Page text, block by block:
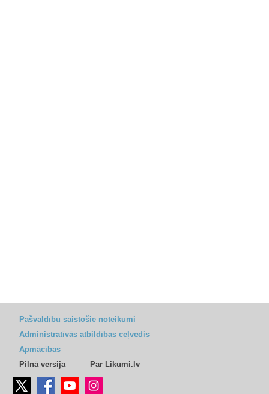
Pašvaldību saistošie noteikumi
Administratīvās atbildības ceļvedis
Apmācības
Pilnā versija
Par Likumi.lv